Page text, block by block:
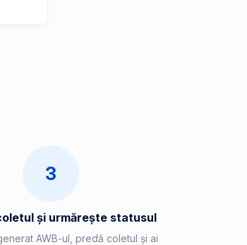
3
și urmărește statusul
AWB-ul, predă coletul și ai